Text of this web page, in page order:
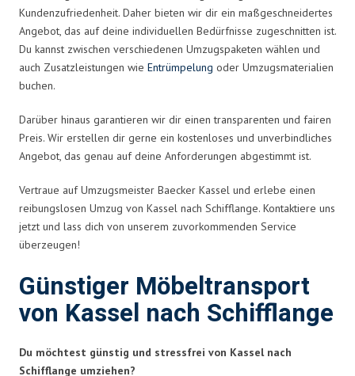
Kundenzufriedenheit. Daher bieten wir dir ein maßgeschneidertes
Angebot, das auf deine individuellen Bedürfnisse zugeschnitten ist.
Du kannst zwischen verschiedenen Umzugspaketen wählen und
auch Zusatzleistungen wie Entrümpelung oder Umzugsmaterialien
buchen.
Darüber hinaus garantieren wir dir einen transparenten und fairen
Preis. Wir erstellen dir gerne ein kostenloses und unverbindliches
Angebot, das genau auf deine Anforderungen abgestimmt ist.
Vertraue auf Umzugsmeister Baecker Kassel und erlebe einen
reibungslosen Umzug von Kassel nach Schifflange. Kontaktiere uns
jetzt und lass dich von unserem zuvorkommenden Service
überzeugen!
Günstiger Möbeltransport
von Kassel nach Schifflange
Du möchtest günstig und stressfrei von Kassel nach
Schifflange umziehen?